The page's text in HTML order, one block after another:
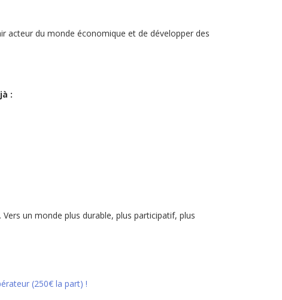
acteur du monde économique et de développer des
:
un monde plus durable, plus participatif, plus
(250€ la part) !